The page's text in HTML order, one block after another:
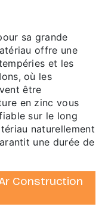
sa grande
offre une
et les
où les
être
en zinc vous
sur le long
naturellement
une durée de
Construction